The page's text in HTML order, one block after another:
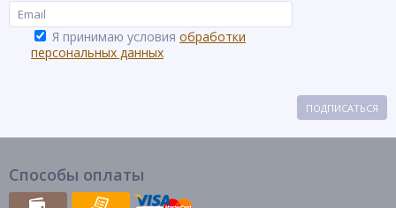
Я принимаю условия обработки
персональных данных
ПОДПИСАТЬСЯ
Способы оплаты